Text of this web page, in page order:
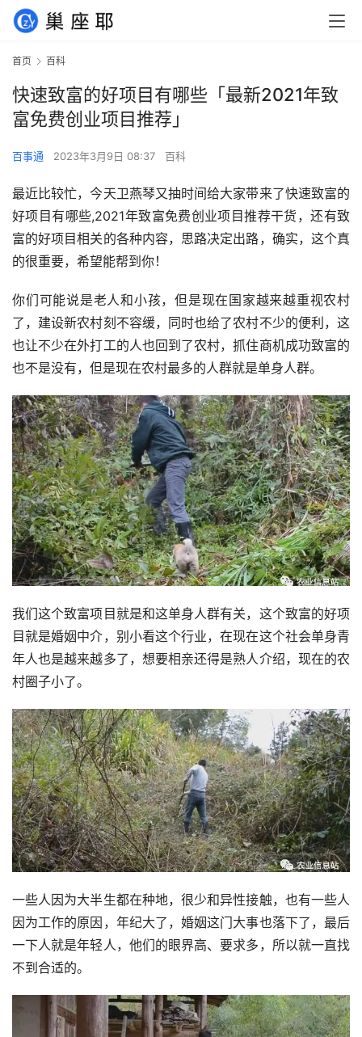
首页 百科
快速致富的好项目有哪些「最新2021年致
富免费创业项目推荐」
百事通 2023年3月9日 08:37 百科
最近比较忙，今天卫燕琴又抽时间给大家带来了快速致富的
好项目有哪些,2021年致富免费创业项目推荐干货，还有致
富的好项目相关的各种内容，思路决定出路，确实，这个真
的很重要，希望能帮到你！
你们可能说是老人和小孩，但是现在国家越来越重视农村
了，建设新农村刻不容缓，同时也给了农村不少的便利，这
也让不少在外打工的人也回到了农村，抓住商机成功致富的
也不是没有，但是现在农村最多的人群就是单身人群。
我们这个致富项目就是和这单身人群有关，这个致富的好项
目就是婚姻中介，别小看这个行业，在现在这个社会单身青
年人也是越来越多了，想要相亲还得是熟人介绍，现在的农
村圈子小了。
一些人因为大半生都在种地，很少和异性接触，也有一些人
因为工作的原因，年纪大了，婚姻这门大事也落下了，最后
一下人就是年轻人，他们的眼界高、要求多，所以就一直找
不到合适的。